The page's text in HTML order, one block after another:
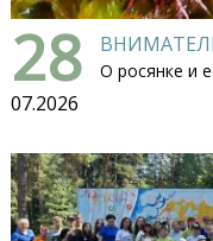
28
07.2026
О росянке и